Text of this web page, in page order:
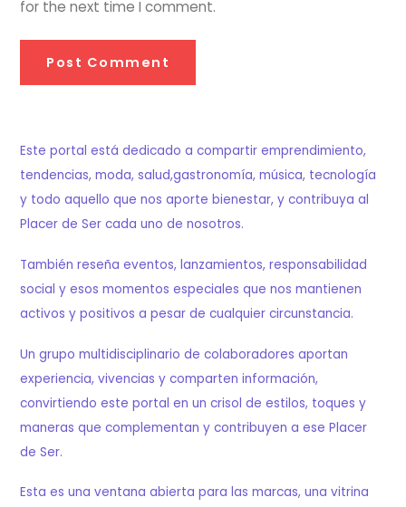
for the next time I comment.
Este portal está dedicado a compartir emprendimiento,
tendencias, moda, salud,gastronomía, música, tecnología
y todo aquello que nos aporte bienestar, y contribuya al
Placer de Ser cada uno de nosotros.
También reseña eventos, lanzamientos, responsabilidad
social y esos momentos especiales que nos mantienen
activos y positivos a pesar de cualquier circunstancia.
Un grupo multidisciplinario de colaboradores aportan
experiencia, vivencias y comparten información,
convirtiendo este portal en un crisol de estilos, toques y
maneras que complementan y contribuyen a ese Placer
de Ser.
Esta es una ventana abierta para las marcas, una vitrina